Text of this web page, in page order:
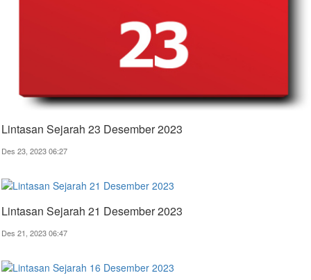
Lintasan Sejarah 23 Desember 2023
Des 23, 2023 06:27
Lintasan Sejarah 21 Desember 2023
Des 21, 2023 06:47